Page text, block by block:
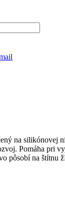
na silikónovej
Pomáha pri
pôsobí na